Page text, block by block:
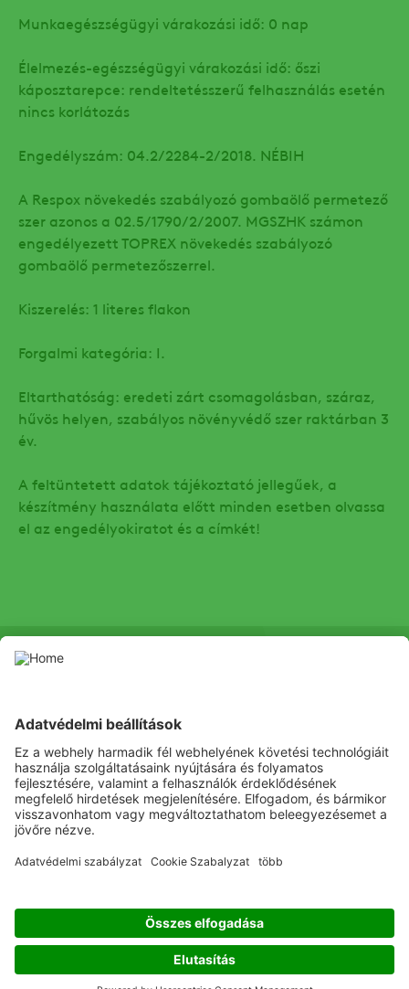
Munkaegészségügyi várakozási idő: 0 nap
Élelmezés-egészségügyi várakozási idő: őszi
káposztarepce: rendeltetésszerű felhasználás esetén
nincs korlátozás
Engedélyszám: 04.2/2284-2/2018. NÉBIH
A Respox növekedés szabályozó gombaölő permetező
szer azonos a 02.5/1790/2/2007. MGSZHK számon
engedélyezett TOPREX növekedés szabályozó
gombaölő permetezőszerrel.
Kiszerelés: 1 literes flakon
Forgalmi kategória: I.
Eltarthatóság: eredeti zárt csomagolásban, száraz,
hűvös helyen, szabályos növényvédő szer raktárban 3
év.
A feltüntetett adatok tájékoztató jellegűek, a
készítmény használata előtt minden esetben olvassa
el az engedélyokiratot és a címkét!
Ez a weboldal a vonatkozó helyi növényvédelmi hatóságok által
engedélyezett növényvédő szereket tartalmazza.A növényvédő
szereket körültekintően használja. Használat előtt mindig olvassa
el a címkét és a termékinformációkat, különös figyelmet fordítva a
mondatokra a termék biztonságos felhasználása érdekében.
Listen Learn Deliver